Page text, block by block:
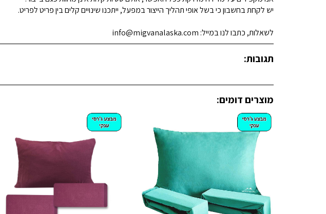
יש לקחת בחשבון כי בשל אופי תהליך הייצור במפעל, ייתכנו שינויים קלים בין פריט לפריט.
לשאלות, כתבו לנו במייל: info@migvanalaska.com
תגובות:
מוצרים דומים: